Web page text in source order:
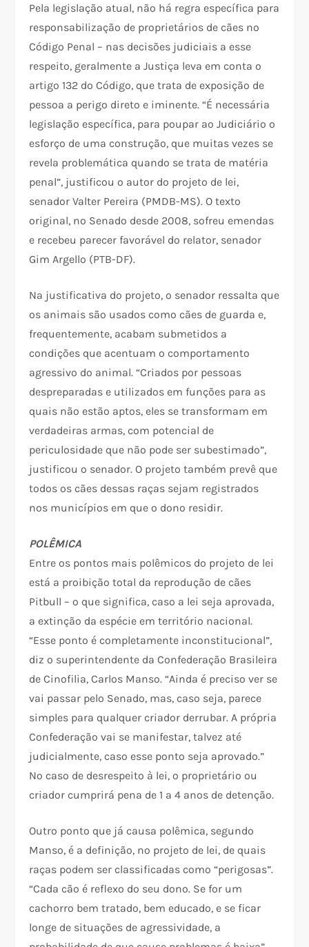
Pela legislação atual, não há regra específica para
responsabilização de proprietários de cães no
Código Penal – nas decisões judiciais a esse
respeito, geralmente a Justiça leva em conta o
artigo 132 do Código, que trata de exposição de
pessoa a perigo direto e iminente. “É necessária
legislação específica, para poupar ao Judiciário o
esforço de uma construção, que muitas vezes se
revela problemática quando se trata de matéria
penal”, justificou o autor do projeto de lei,
senador Valter Pereira (PMDB-MS). O texto
original, no Senado desde 2008, sofreu emendas
e recebeu parecer favorável do relator, senador
Gim Argello (PTB-DF).
Na justificativa do projeto, o senador ressalta que
os animais são usados como cães de guarda e,
frequentemente, acabam submetidos a
condições que acentuam o comportamento
agressivo do animal. “Criados por pessoas
despreparadas e utilizados em funções para as
quais não estão aptos, eles se transformam em
verdadeiras armas, com potencial de
periculosidade que não pode ser subestimado”,
justificou o senador. O projeto também prevê que
todos os cães dessas raças sejam registrados
nos municípios em que o dono residir.
POLÊMICA
Entre os pontos mais polêmicos do projeto de lei
está a proibição total da reprodução de cães
Pitbull – o que significa, caso a lei seja aprovada,
a extinção da espécie em território nacional.
“Esse ponto é completamente inconstitucional”,
diz o superintendente da Confederação Brasileira
de Cinofilia, Carlos Manso. “Ainda é preciso ver se
vai passar pelo Senado, mas, caso seja, parece
simples para qualquer criador derrubar. A própria
Confederação vai se manifestar, talvez até
judicialmente, caso esse ponto seja aprovado.”
No caso de desrespeito à lei, o proprietário ou
criador cumprirá pena de 1 a 4 anos de detenção.
Outro ponto que já causa polêmica, segundo
Manso, é a definição, no projeto de lei, de quais
raças podem ser classificadas como “perigosas”.
“Cada cão é reflexo do seu dono. Se for um
cachorro bem tratado, bem educado, e se ficar
longe de situações de agressividade, a